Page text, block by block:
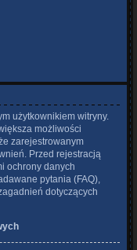
użytkownikiem witryny.
możliwości
zarejestrowanym
Przed rejestracją
ochrony danych
pytania (FAQ),
dotyczących